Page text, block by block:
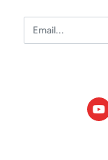
Email